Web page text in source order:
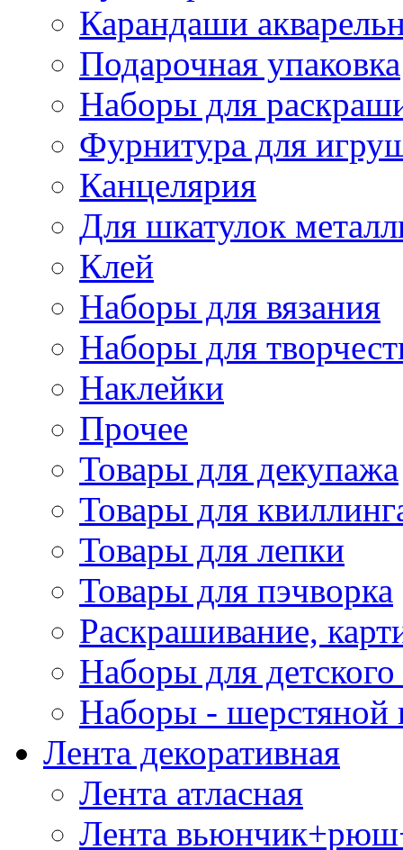
Карандаши
Подарочная упаковка
Наборы для
Фурнитура для
Канцелярия
Для шкатулок
Клей
Наборы для вязания
Наборы для
Наклейки
Прочее
Товары для декупажа
Товары для
Товары для лепки
Товары для пэчворка
Раскрашивание,
Наборы для
Наборы - шерстяной
Лента декоративная
Лента атласная
Лента